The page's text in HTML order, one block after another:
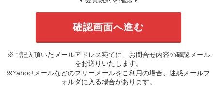
※ご記入頂いたメールアドレス宛てに、お問合せ内容の確認メール
をお送りいたします。
※Yahoo!メールなどのフリーメールをご利用の場合、迷惑メールフ
ォルダに入る場合があります。